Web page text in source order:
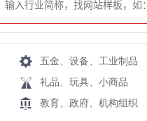
五金、设备、工业制品
礼品、玩具、小商品
教育、政府、机构组织